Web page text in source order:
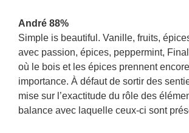
André 88%
Simple is beautiful. Vanille, fruits,
avec passion, épices, peppermint,
où le bois et les épices prennent
importance. À défaut de sortir des
mise sur l’exactitude du rôle des
balance avec laquelle ceux-ci sont